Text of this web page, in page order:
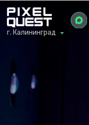
г. Калининград
г. Калининград